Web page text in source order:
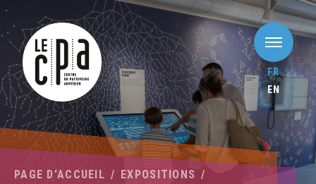
FR
EN
PAGE D'ACCUEIL
EXPOSITIONS